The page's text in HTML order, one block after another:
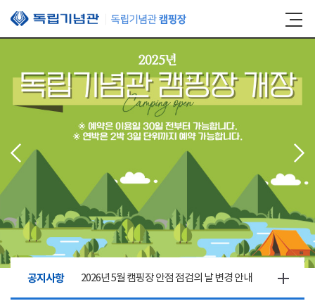
본문 바로가기
공지사항 2026년 5월 캠핑장 안점 점검의 날 변경 안내